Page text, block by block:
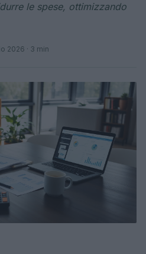
le spese, ottimizzando
2026 · 3 min